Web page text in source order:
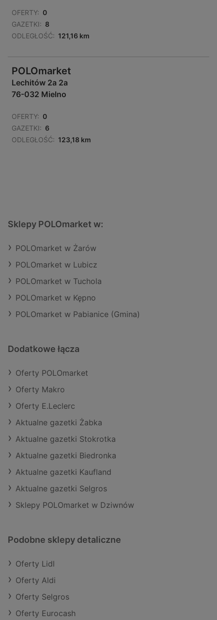
OFERTY: 0
GAZETKI: 8
ODLEGŁOŚĆ: 121,16 km
POLOmarket
Lechitów 2a 2a
76-032 Mielno
OFERTY: 0
GAZETKI: 6
ODLEGŁOŚĆ: 123,18 km
Sklepy POLOmarket w:
POLOmarket w Żarów
POLOmarket w Lubicz
POLOmarket w Tuchola
POLOmarket w Kępno
POLOmarket w Pabianice (Gmina)
Dodatkowe łącza
Oferty POLOmarket
Oferty Makro
Oferty E.Leclerc
Aktualne gazetki Żabka
Aktualne gazetki Stokrotka
Aktualne gazetki Biedronka
Aktualne gazetki Kaufland
Aktualne gazetki Selgros
Sklepy POLOmarket w Dziwnów
Podobne sklepy detaliczne
Oferty Lidl
Oferty Aldi
Oferty Selgros
Oferty Eurocash